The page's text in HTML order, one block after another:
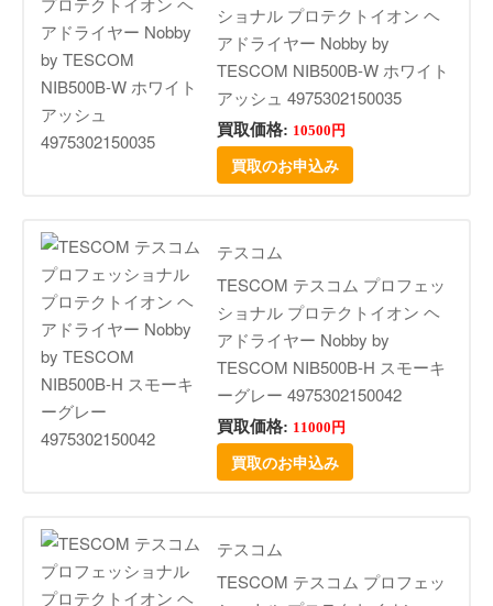
ショナル プロテクトイオン ヘ
アドライヤー Nobby by
TESCOM NIB500B-W ホワイト
アッシュ 4975302150035
買取価格: 10500円
買取のお申込み
テスコム
TESCOM テスコム プロフェッ
ショナル プロテクトイオン ヘ
アドライヤー Nobby by
TESCOM NIB500B-H スモーキ
ーグレー 4975302150042
買取価格: 11000円
買取のお申込み
テスコム
TESCOM テスコム プロフェッ